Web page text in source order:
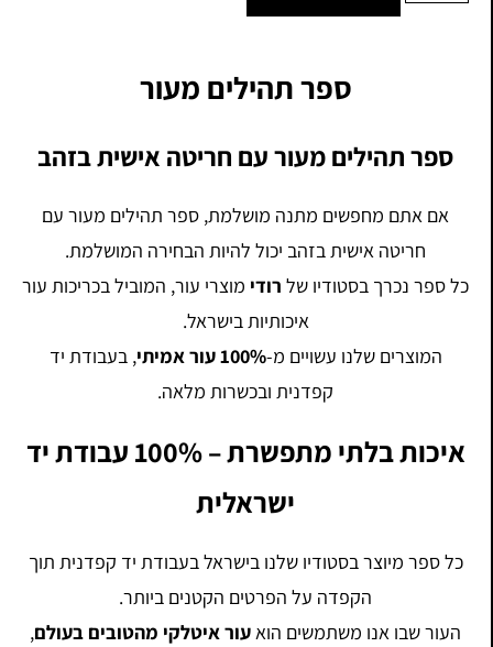
ספר תהילים מעור
ספר תהילים מעור עם חריטה אישית בזהב
אם אתם מחפשים מתנה מושלמת, ספר תהילים מעור עם
חריטה אישית בזהב יכול להיות הבחירה המושלמת.
כל ספר נכרך בסטודיו שלרודימוצרי עור, המוביל בכריכות עור
איכותיות בישראל.
המוצרים שלנו עשויים מ-100% עור אמיתי
, בעבודת יד
קפדנית ובכשרות מלאה.
איכות בלתי מתפשרת – 100% עבודת יד
ישראלית
כל ספר מיוצר בסטודיו שלנו בישראל בעבודת יד קפדנית תוך
הקפדה על הפרטים הקטנים ביותר.
העור שבו אנו משתמשים הואעור איטלקי מהטובים בעולם,